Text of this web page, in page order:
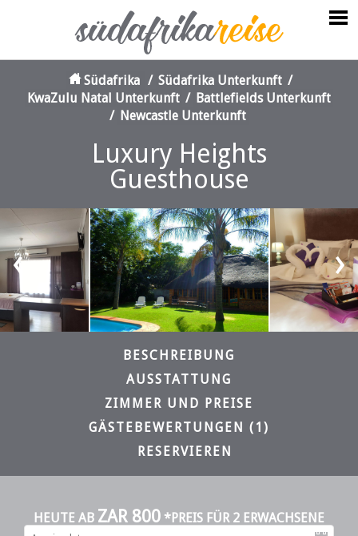
Südafrika / Südafrika Unterkunft /
KwaZulu Natal Unterkunft / Battlefields Unterkunft
/ Newcastle Unterkunft
Luxury Heights
Guesthouse
‹ ›
BESCHREIBUNG
AUSSTATTUNG
ZIMMER UND PREISE
GÄSTEBEWERTUNGEN (1)
RESERVIEREN
HEUTE AB ZAR 800 *PREIS FÜR 2 ERWACHSENE